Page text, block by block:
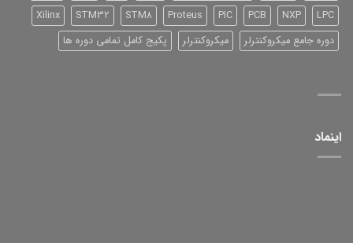
LPC
NXP
PCB
PIC
Proteus
STM8
STM32
Xilinx
دوره جامع میکروکنترلر
میکروکنترلر پکیج کامل تمامی دوره ها
اینماد